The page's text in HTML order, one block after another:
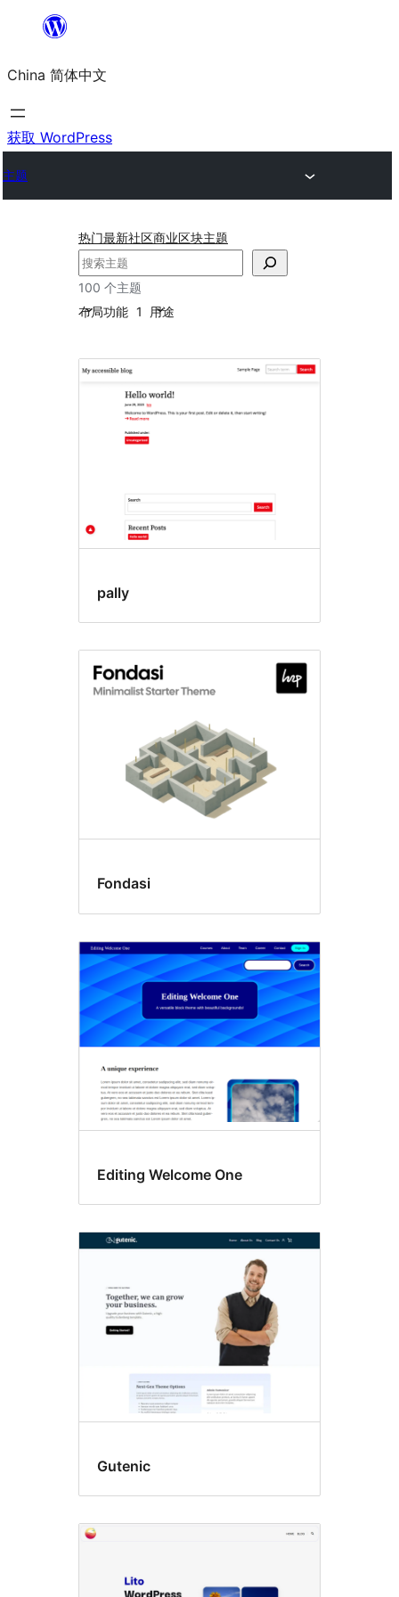
内
容
China 简体中文
获取 WordPress
主题
热门最新社区商业区块主题
搜
索
100 个主题
布局功能 1 用途
无
pally
Fondasi
Editing Welcome One
Gutenic